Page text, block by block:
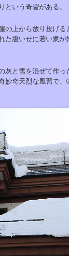
いう奇習がある。
上から放り投げる
た腹いせに若い衆
と雪を混ぜて作っ
奇天烈な風習で、